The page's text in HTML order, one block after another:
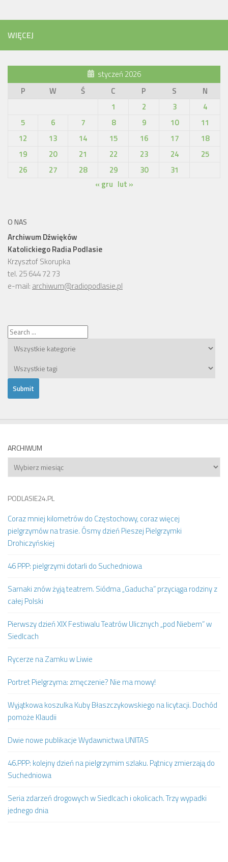
WIĘCEJ
styczeń 2026
P
W Ś C P S
N
1
2 3
4
5
6 7 8 9 10
11
12
13 14 15 16 17
18
19
20 21 22 23 24
25
26
27 28 29 30
31
« gru lut »
O NAS
Archiwum Dźwięków
Katolickiego Radia Podlasie
Krzysztof Skorupka
tel. 25 644 72 73
e-mail: archiwum@radiopodlasie.pl
ARCHIWUM
Archiwum
PODLASIE24.PL
Coraz mniej kilometrów do Częstochowy, coraz więcej
pielgrzymów na trasie. Ósmy dzień Pieszej Pielgrzymki
Drohiczyńskiej
46 PPP: pielgrzymi dotarli do Suchedniowa
Sarnaki znów żyją teatrem. Siódma „Gaducha” przyciąga rodziny z
całej Polski
Pierwszy dzień XIX Festiwalu Teatrów Ulicznych „pod Niebem” w
Siedlcach
Rycerze na Zamku w Liwie
Portret Pielgrzyma: zmęczenie? Nie ma mowy!
Wyjątkowa koszulka Kuby Błaszczykowskiego na licytacji. Dochód
pomoże Klaudii
Dwie nowe publikacje Wydawnictwa UNITAS
46.PPP: kolejny dzień na pielgrzymim szlaku. Pątnicy zmierzają do
Suchedniowa
Seria zdarzeń drogowych w Siedlcach i okolicach. Trzy wypadki
jednego dnia